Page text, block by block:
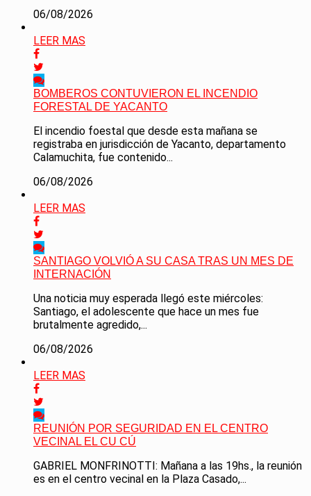
06/08/2026
LEER MAS
BOMBEROS CONTUVIERON EL INCENDIO
FORESTAL DE YACANTO
El incendio foestal que desde esta mañana se
registraba en jurisdicción de Yacanto, departamento
Calamuchita, fue contenido...
06/08/2026
LEER MAS
SANTIAGO VOLVIÓ A SU CASA TRAS UN MES DE
INTERNACIÓN
Una noticia muy esperada llegó este miércoles:
Santiago, el adolescente que hace un mes fue
brutalmente agredido,...
06/08/2026
LEER MAS
REUNIÓN POR SEGURIDAD EN EL CENTRO
VECINAL EL CU CÚ
GABRIEL MONFRINOTTI: Mañana a las 19hs., la reunión
es en el centro vecinal en la Plaza Casado,...